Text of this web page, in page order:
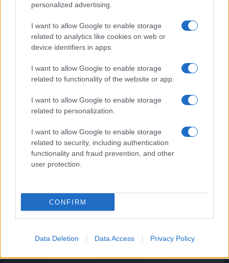
personalized advertising.
I want to allow Google to enable storage
related to analytics like cookies on web or
device identifiers in apps.
I want to allow Google to enable storage
related to functionality of the website or app.
I want to allow Google to enable storage
related to personalization.
I want to allow Google to enable storage
related to security, including authentication
functionality and fraud prevention, and other
user protection.
CONFIRM
Data Deletion Data Access Privacy Policy
Buzzi mondo di mezzo
MONDO DI MEZZO – 6 anni in appello per Gianni
Alemanno
Salvatore Buzzi conferma: “Pagavo il Pd”